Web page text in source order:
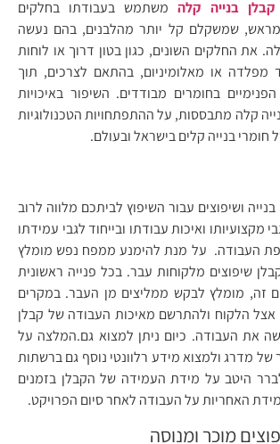
קבלן בנייה קלהמשתמש בעבודתו בחלקים
מראש, שמשקלם קל יותר מהלבנים, בהם נעשה
את החלקים השונים, כגון בטון דרוך או לוחות
מפלדה או מאלומיניום, בהתאם לצרכים, תוך
בחומרים מבודדים. השיפור באיכויות
קלה מתבססות, על ההתפתחויות הטכנולוגיות
בנייה קלים בישראל ובעולם.
ושיפוצים עבור השיפוץ לביתכם מלווה לרוב
מקצועיותו ואיכות עבודתו ובייחוד לגבי עמידתו
העבודה. על מנת להימנע ממפח נפש מומלץ
שיפוצים מלקוחות עבר. בכל פנייה ראשונית
זה, מומלץ לבקש ממליצים מן העבר. במקרים
אצל הלקוח ולהתרשם מאיכות העבודה של קבלן
את העבודה. כיום ניתן למצוא גם.המלצה על
של מדרג ולמצוא מידע רלוונטי נוסף גם ברשתות
היטב על מידת העמידה של הקבלן בזמנים
האחריות על העבודה לאחר סיום הפרויקט.
מוכר ומנוסה